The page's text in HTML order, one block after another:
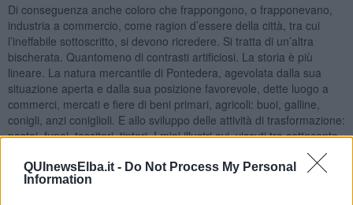
QUInewsElba.it - Do Not Process My Personal
Information
Di conseguenza anche coloro che frappongono, o frapponevano,
industria a commercio, come ragion d’essere della città, tra cui
l’ineffabile sottoscritto, si devono ricredere. Si tratta di un’altra
bischerata. Quantomeno di contrasti artificiosi. La storia è più
lineare. La natura mercantile di Pontedera, agevolata dalla sua
situazione aperta e dalla sua posizione favorevole, dette luogo a
commerci, mercati e fiere di beni primari, agricoli: buoi, galline,
conigli, anzi coniglioli. E allo sviluppo delle attività di trasformazione:
pastai, funai, tessitori, tintori. I miei illustri avi, vissuti tra settecento
e ottocento, erano funaioli, uno era soprannominato “Canapino”,
perché più modesto rispetto al Granduca “Canapone” o perché
lavorava la canapa. Nel 1903 si costituì il Consorzio Agrario